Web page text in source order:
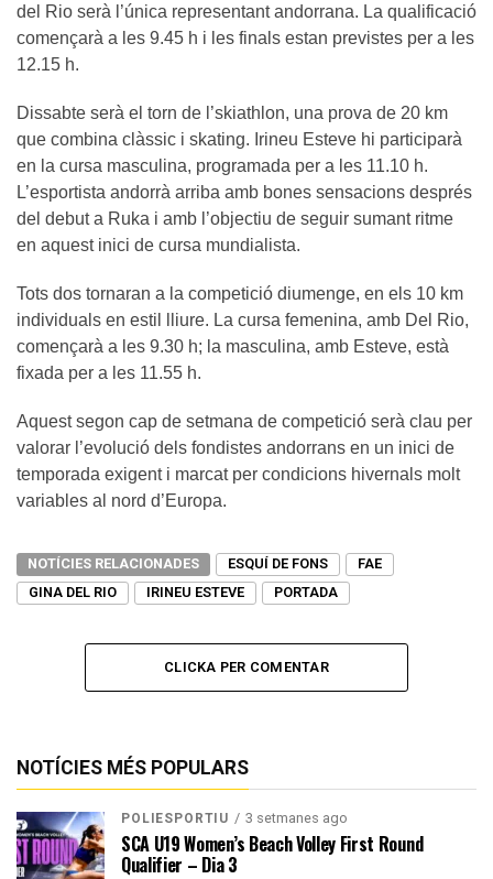
del Rio serà l’única representant andorrana. La qualificació
començarà a les 9.45 h i les finals estan previstes per a les
12.15 h.
Dissabte serà el torn de l’skiathlon, una prova de 20 km
que combina clàssic i skating. Irineu Esteve hi participarà
en la cursa masculina, programada per a les 11.10 h.
L’esportista andorrà arriba amb bones sensacions després
del debut a Ruka i amb l’objectiu de seguir sumant ritme
en aquest inici de cursa mundialista.
Tots dos tornaran a la competició diumenge, en els 10 km
individuals en estil lliure. La cursa femenina, amb Del Rio,
començarà a les 9.30 h; la masculina, amb Esteve, està
fixada per a les 11.55 h.
Aquest segon cap de setmana de competició serà clau per
valorar l’evolució dels fondistes andorrans en un inici de
temporada exigent i marcat per condicions hivernals molt
variables al nord d’Europa.
NOTÍCIES RELACIONADES ESQUÍ DE FONS
FAE
GINA DEL RIO
IRINEU ESTEVE PORTADA
CLICKA PER COMENTAR
NOTÍCIES MÉS POPULARS
POLIESPORTIU 3 setmanes ago
SCA U19 Women’s Beach Volley First Round
Qualifier – Dia 3